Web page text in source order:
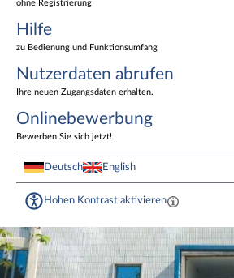
ohne Registrierung
Hilfe
zu Bedienung und Funktionsumfang
Nutzerdaten abrufen
Ihre neuen Zugangsdaten erhalten.
Onlinebewerbung
Bewerben Sie sich jetzt!
Deutsch English
Hohen Kontrast aktivieren